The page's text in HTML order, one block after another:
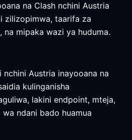
na Clash nchini Austria
zilizopimwa, taarifa za
na mipaka wazi ya huduma.
Austria inayooana na
kulinganisha
lakini endpoint, mteja,
ndani bado huamua